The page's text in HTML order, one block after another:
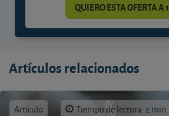
QUIERO ESTA OFERTA A
Artículos relacionados
Artículo Tiempo de lectura: 2 min.